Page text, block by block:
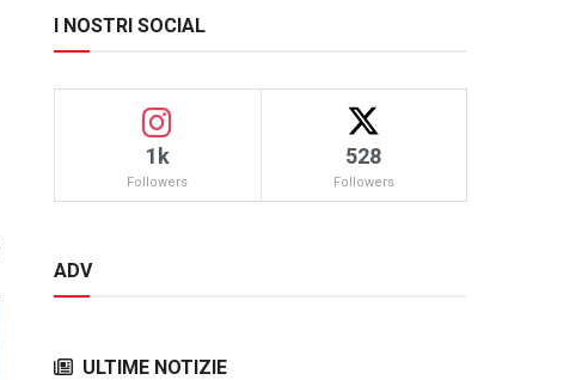
I NOSTRI SOCIAL
1k
Followers
528
Followers
ADV
ULTIME NOTIZIE